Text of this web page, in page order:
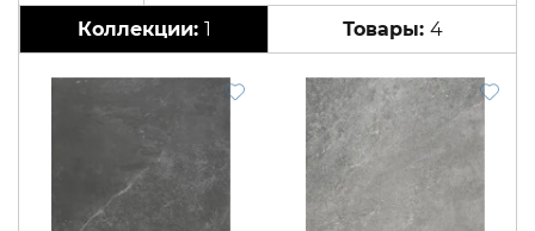
1 4